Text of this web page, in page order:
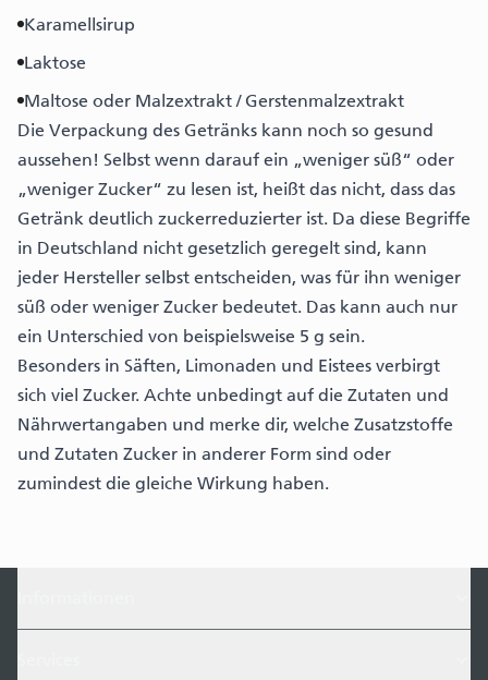
Karamellsirup
Laktose
Maltose oder Malzextrakt / Gerstenmalzextrakt
Die Verpackung des Getränks kann noch so gesund
aussehen! Selbst wenn darauf ein „weniger süß“ oder
„weniger Zucker“ zu lesen ist, heißt das nicht, dass das
Getränk deutlich zuckerreduzierter ist. Da diese Begriffe
in Deutschland nicht gesetzlich geregelt sind, kann
jeder Hersteller selbst entscheiden, was für ihn weniger
süß oder weniger Zucker bedeutet. Das kann auch nur
ein Unterschied von beispielsweise 5 g sein.
Besonders in Säften, Limonaden und Eistees verbirgt
sich viel Zucker. Achte unbedingt auf die Zutaten und
Nährwertangaben und merke dir, welche Zusatzstoffe
und Zutaten Zucker in anderer Form sind oder
zumindest die gleiche Wirkung haben.